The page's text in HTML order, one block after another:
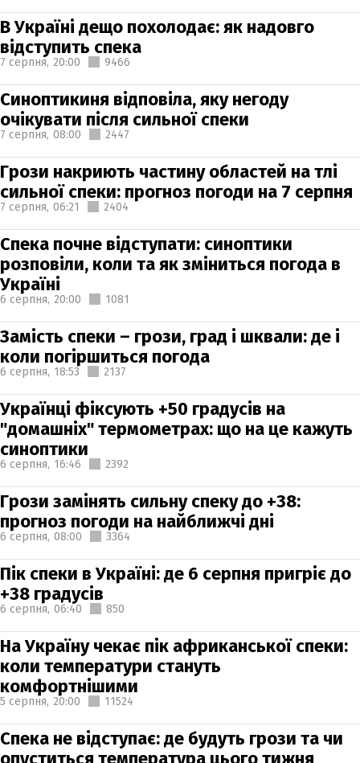
В Україні дещо похолодає: як надовго
відступить спека
7 серпня, 20:00 9466
Синоптикиня відповіла, яку негоду
очікувати після сильної спеки
7 серпня, 08:00 2447
Грози накриють частину областей на тлі
сильної спеки: прогноз погоди на 7 серпня
7 серпня, 06:21 2404
Спека почне відступати: синоптики
розповіли, коли та як зміниться погода в
Україні
6 серпня, 20:00 1081
Замість спеки – грози, град і шквали: де і
коли погіршиться погода
6 серпня, 18:53 2137
Українці фіксують +50 градусів на
"домашніх" термометрах: що на це кажуть
синоптики
6 серпня, 16:46 2392
Грози замінять сильну спеку до +38:
прогноз погоди на найближчі дні
6 серпня, 08:00 3364
Пік спеки в Україні: де 6 серпня пригріє до
+38 градусів
6 серпня, 06:40 850
На Україну чекає пік африканської спеки:
коли температури стануть
комфортнішими
5 серпня, 20:00 11524
Спека не відступає: де будуть грози та чи
опуститься температура цього тижня